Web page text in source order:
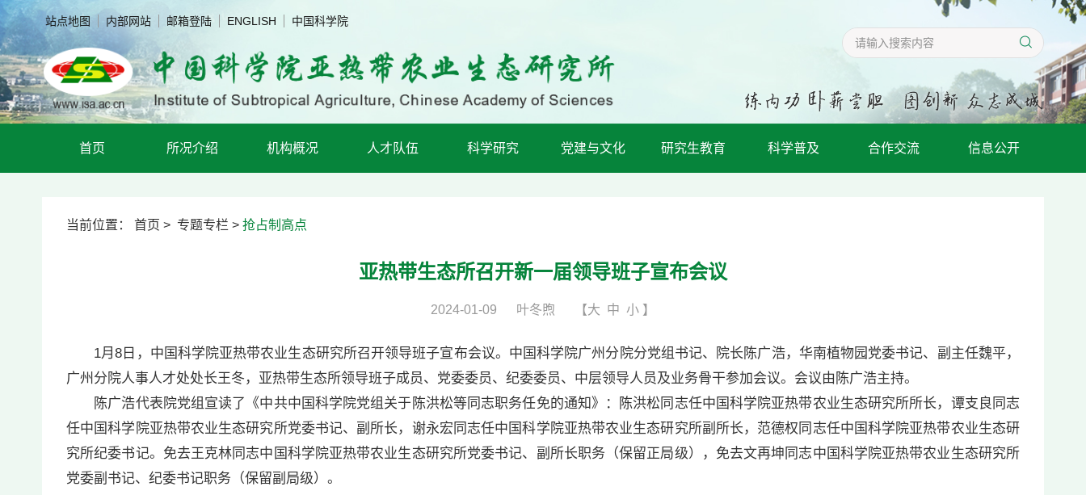
站点地图 内部网站 邮箱登陆 ENGLISH 中国科学院
首页 所况介绍 机构概况 人才队伍 科学研究 党建与文化 研究生教育 科学普及 合作交流 信息公开
当前位置： 首页 > 专题专栏 > 抢占制高点
亚热带生态所召开新一届领导班子宣布会议
2024-01-09 叶冬煦 【大 中 小 】
1月8日，中国科学院亚热带农业生态研究所召开领导班子宣布会议。中国科学院广州分院分党组书记、院长陈广浩，华南植物园党委书记、副主任魏平，
广州分院人事人才处处长王冬，亚热带生态所领导班子成员、党委委员、纪委委员、中层领导人员及业务骨干参加会议。会议由陈广浩主持。
陈广浩代表院党组宣读了《中共中国科学院党组关于陈洪松等同志职务任免的通知》：陈洪松同志任中国科学院亚热带农业生态研究所所长，谭支良同志
任中国科学院亚热带农业生态研究所党委书记、副所长，谢永宏同志任中国科学院亚热带农业生态研究所副所长，范德权同志任中国科学院亚热带农业生态研
究所纪委书记。免去王克林同志中国科学院亚热带农业生态研究所党委书记、副所长职务（保留正局级），免去文再坤同志中国科学院亚热带农业生态研究所
党委副书记、纪委书记职务（保留副局级）。